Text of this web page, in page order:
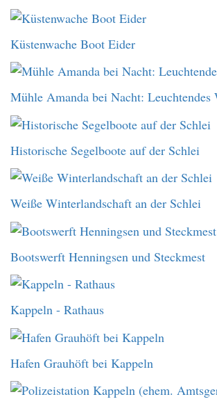
Küstenwache Boot Eider
Mühle Amanda bei Nacht: Leuchtendes
Historische Segelboote auf der Schlei
Weiße Winterlandschaft an der Schlei
Bootswerft Henningsen und Steckmest
Kappeln - Rathaus
Hafen Grauhöft bei Kappeln